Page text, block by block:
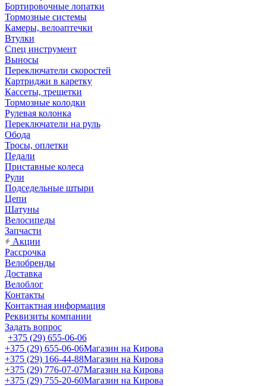
Бортировочные лопатки
Тормозные системы
Камеры, велоаптечки
Втулки
Спец инструмент
Выносы
Переключатели скоростей
Картриджи в каретку
Кассеты, трещетки
Тормозные колодки
Рулевая колонка
Переключатели на руль
Обода
Тросы, оплетки
Педали
Приставные колеса
Рули
Подседельные штыри
Цепи
Шатуны
Велосипеды
Запчасти
Акции
Рассрочка
Велобренды
Доставка
Велоблог
Контакты
Контактная информация
Реквизиты компании
Задать вопрос
+375 (29) 655-06-06
+375 (29) 655-06-06Магазин на Кирова
+375 (29) 166-44-88Магазин на Кирова
+375 (29) 776-07-07Магазин на Кирова
+375 (29) 755-20-60Магазин на Кирова